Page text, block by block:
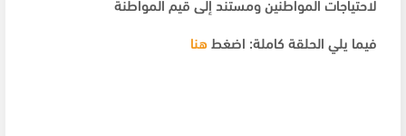
فيما يلي الحلقة كاملة: اضغطهنا